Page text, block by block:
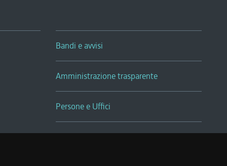
Bandi e avvisi
Amministrazione trasparente
Persone e Uffici
Sala Tiziano Tessitori